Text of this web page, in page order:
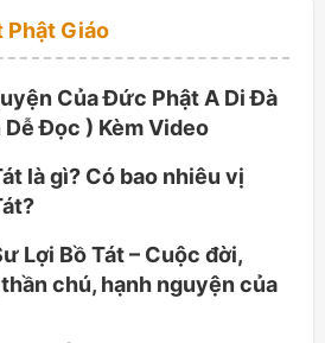
Giáo
Của Đức Phật A Di Đà
Dễ Đọc ) Kèm Video
là gì? Có bao nhiêu vị
Lợi Bồ Tát – Cuộc đời,
chú, hạnh nguyện của